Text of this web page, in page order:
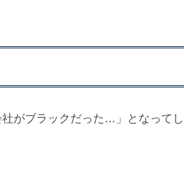
がブラックだった…」となって